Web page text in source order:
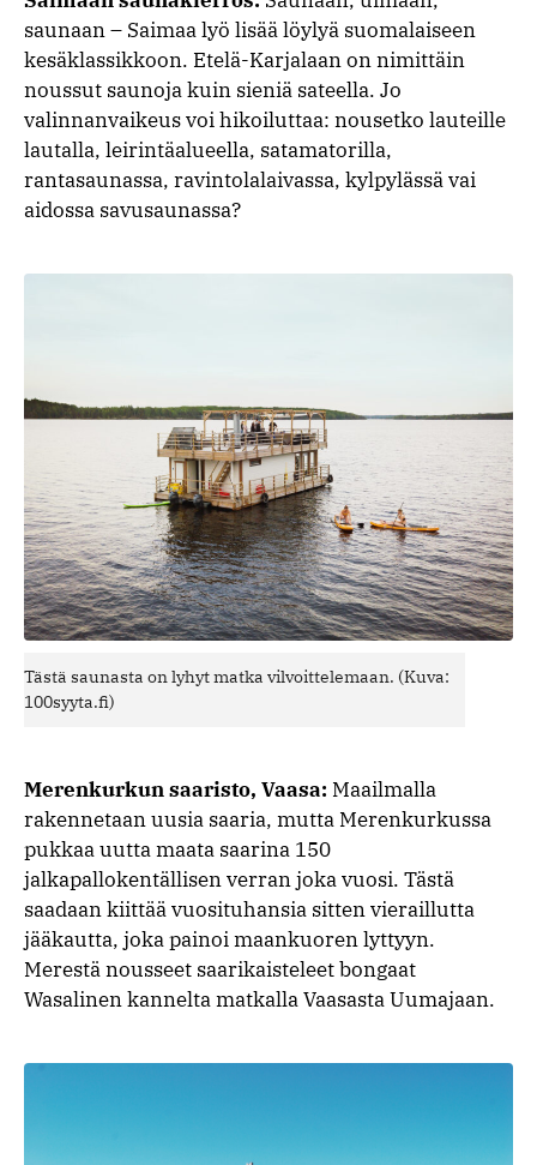
saunaan – Saimaa lyö lisää löylyä suomalaiseen
kesäklassikkoon. Etelä-Karjalaan on nimittäin
noussut saunoja kuin sieniä sateella. Jo
valinnanvaikeus voi hikoiluttaa: nousetko lauteille
lautalla, leirintäalueella, satamatorilla,
rantasaunassa, ravintolalaivassa, kylpylässä vai
aidossa savusaunassa?
Tästä saunasta on lyhyt matka vilvoittelemaan. (Kuva:
100syyta.fi)
Merenkurkun saaristo, Vaasa: Maailmalla
rakennetaan uusia saaria, mutta Merenkurkussa
pukkaa uutta maata saarina 150
jalkapallokentällisen verran joka vuosi. Tästä
saadaan kiittää vuosituhansia sitten vieraillutta
jääkautta, joka painoi maankuoren lyttyyn.
Merestä nousseet saarikaisteleet bongaat
Wasalinen kannelta matkalla Vaasasta Uumajaan.